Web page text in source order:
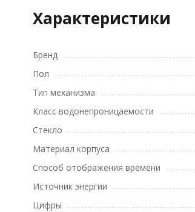
Характеристики
Бренд
Пол
Тип механизма
Класс водонепроницаемости
Стекло
Материал корпуса
Способ отображения времени
Источник энергии
Цифры